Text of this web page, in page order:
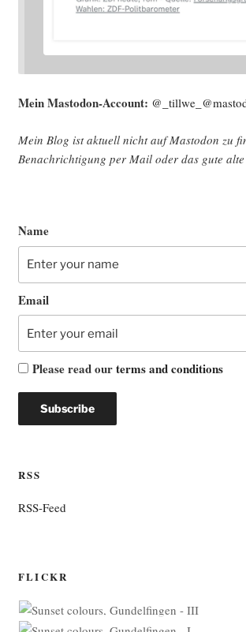
Mein Mast­o­don-Account:
Mein Blog ist aktu­ell nicht auf Mast­o­don zu
Benach­rich­ti­gung per Mail oder das gute alte
Name
Email
Please read ourterms and conditions
RSS
RSS-Feed
FLICKR